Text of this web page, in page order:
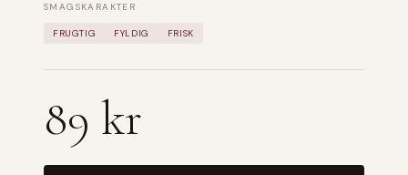
SMAGSKARAKTER
FRUGTIG FYLDIG FRISK
89 kr